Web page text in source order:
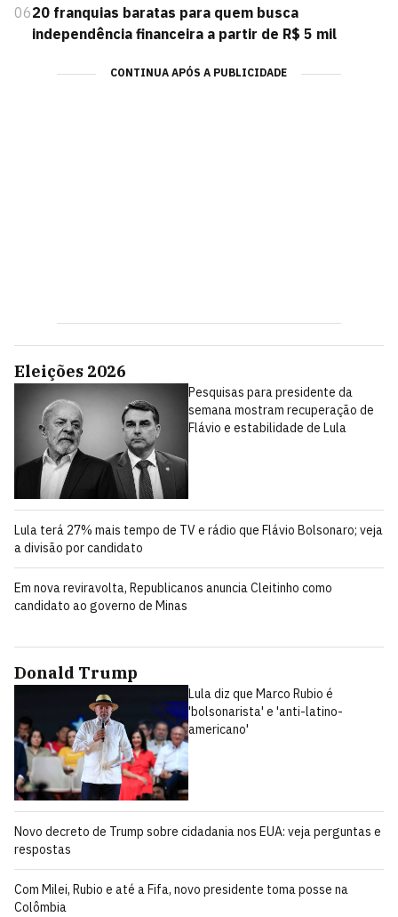
0620 franquias baratas para quem busca
independência financeira a partir de R$ 5 mil
CONTINUA APÓS A PUBLICIDADE
Eleições 2026
Pesquisas para presidente da
semana mostram recuperação de
Flávio e estabilidade de Lula
Lula terá 27% mais tempo de TV e rádio que Flávio Bolsonaro; veja
a divisão por candidato
Em nova reviravolta, Republicanos anuncia Cleitinho como
candidato ao governo de Minas
Donald Trump
Lula diz que Marco Rubio é
'bolsonarista' e 'anti-latino-
americano'
Novo decreto de Trump sobre cidadania nos EUA: veja perguntas e
respostas
Com Milei, Rubio e até a Fifa, novo presidente toma posse na
Colômbia